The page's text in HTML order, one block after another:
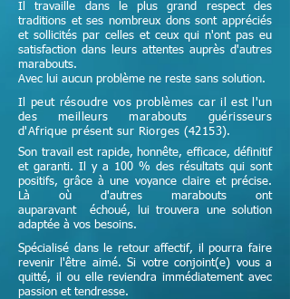
Il travaille dans le plus grand respect des
traditions et ses nombreux dons sont appréciés
et sollicités par celles et ceux qui n'ont pas eu
satisfaction dans leurs attentes auprès d'autres
marabouts.
Avec lui aucun problème ne reste sans solution.
Il peut résoudre vos problèmes car il est l'un
des meilleurs marabouts guérisseurs
d'Afrique présent sur Riorges (42153).
Son travail est rapide, honnête, efficace, définitif
et garanti. Il y a 100 % des résultats qui sont
positifs, grâce à une voyance claire et précise.
Là où d'autres marabouts ont
auparavant échoué, lui trouvera une solution
adaptée à vos besoins.
Spécialisé dans le retour affectif, il pourra faire
revenir l'être aimé. Si votre conjoint(e) vous a
quitté, il ou elle reviendra immédiatement avec
passion et tendresse.